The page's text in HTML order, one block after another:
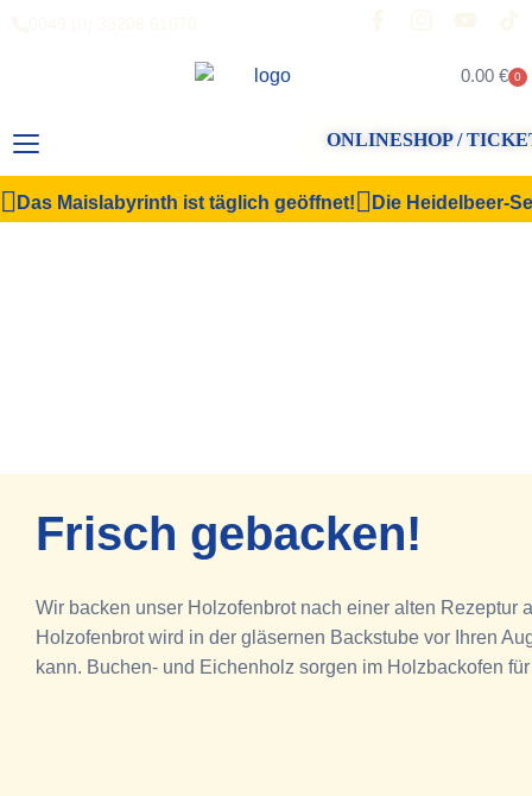
0.00 € 0
ONLINESHOP /
Das Maislabyrinth ist täglich geöffnet! Die Heidelbeer-
Frisch gebacken!
Wir backen unser Holzofenbrot nach einer alten Rezeptur
Holzofenbrot wird in der gläsernen Backstube vor Ihren
kann. Buchen- und Eichenholz sorgen im Holzbackofen